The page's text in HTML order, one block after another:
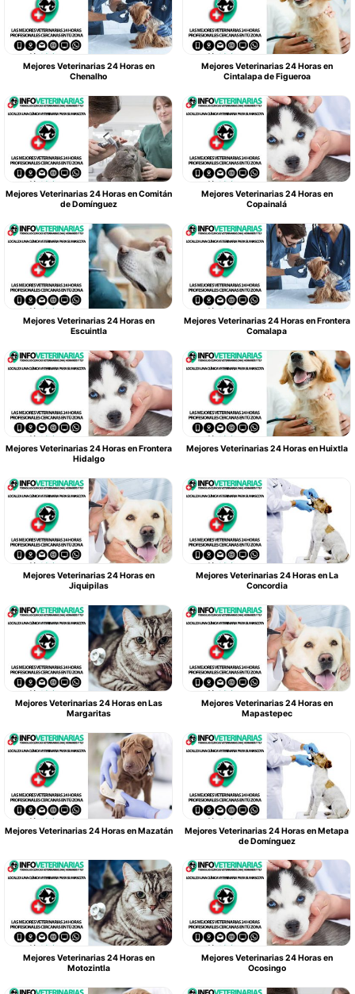
Mejores Veterinarias 24 Horas en
Chenalho
Mejores Veterinarias 24 Horas en
Cintalapa de Figueroa
Mejores Veterinarias 24 Horas en Comitán
de Domínguez
Mejores Veterinarias 24 Horas en
Copainalá
Mejores Veterinarias 24 Horas en
Escuintla
Mejores Veterinarias 24 Horas en Frontera
Comalapa
Mejores Veterinarias 24 Horas en Frontera
Hidalgo
Mejores Veterinarias 24 Horas en Huixtla
Mejores Veterinarias 24 Horas en
Jiquipilas
Mejores Veterinarias 24 Horas en La
Concordia
Mejores Veterinarias 24 Horas en Las
Margaritas
Mejores Veterinarias 24 Horas en
Mapastepec
Mejores Veterinarias 24 Horas en Mazatán
Mejores Veterinarias 24 Horas en Metapa
de Domínguez
Mejores Veterinarias 24 Horas en
Motozintla
Mejores Veterinarias 24 Horas en
Ocosingo